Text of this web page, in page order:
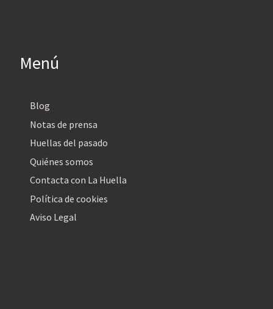
Menú
Blog
Notas de prensa
Huellas del pasado
Quiénes somos
Contacta con La Huella
Política de cookies
Aviso Legal